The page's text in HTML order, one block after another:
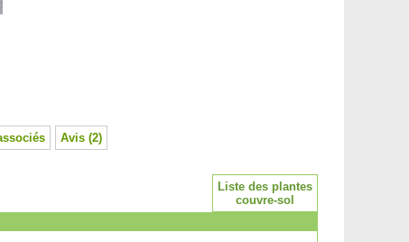
Avis (2)
Liste des plantes
couvre-sol